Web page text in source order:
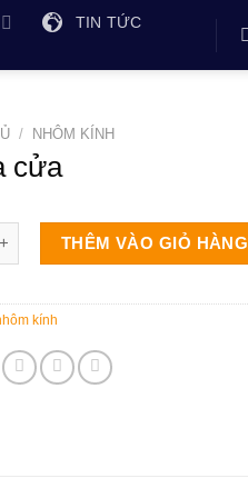
TIN TỨC
/ NHÔM KÍNH
cửa
số lượng
THÊM VÀO GIỎ HÀNG
kính